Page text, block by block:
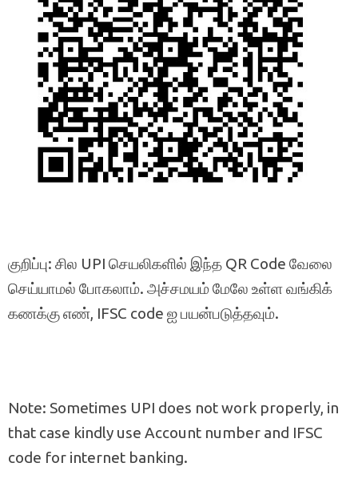
குறிப்பு: சில UPI செயலிகளில் இந்த QR Code வேலை
செய்யாமல் போகலாம். அச்சமயம் மேலே உள்ள வங்கிக்
கணக்கு எண், IFSC code ஐ பயன்படுத்தவும்.
Note: Sometimes UPI does not work properly, in
that case kindly use Account number and IFSC
code for internet banking.